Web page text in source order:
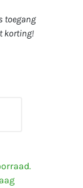
toegang
korting!